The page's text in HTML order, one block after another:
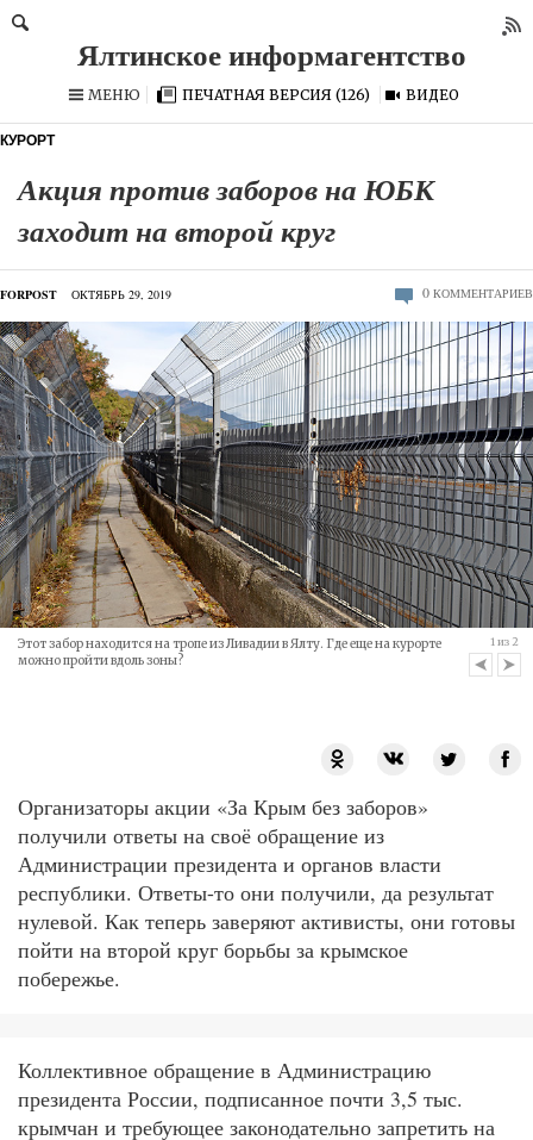
МЕНЮ ПЕЧАТНАЯ ВЕРСИЯ (126) ВИДЕО
КУРОРТ
Акция против заборов на ЮБК
заходит на второй круг
FORPOST ОКТЯБРЬ 29, 2019 0 КОММЕНТАРИЕВ
Этот забор находится на тропе из Ливадии в Ялту. Где еще на курорте
можно пройти вдоль зоны?
1из 2
Организаторы акции «За Крым без заборов»
получили ответы на своё обращение из
Администрации президента и органов власти
республики. Ответы-то они получили, да результат
нулевой. Как теперь заверяют активисты, они готовы
пойти на второй круг борьбы за крымское
побережье.
Коллективное обращение в Администрацию
президента России, подписанное почти 3,5 тыс.
крымчан и требующее законодательно запретить на